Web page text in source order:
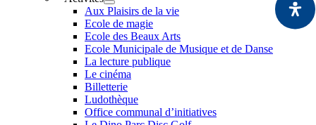
Aux Plaisirs de la vie
Ecole de magie
Ecole des Beaux Arts
Ecole Municipale de Musique et de Danse
La lecture publique
Le cinéma
Billetterie
Ludothèque
Office communal d’initiatives